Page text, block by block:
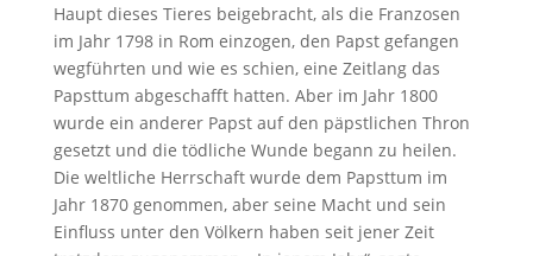
Haupt dieses Tieres beigebracht, als die Franzosen
im Jahr 1798 in Rom einzogen, den Papst gefangen
wegführten und wie es schien, eine Zeitlang das
Papsttum abgeschafft hatten. Aber im Jahr 1800
wurde ein anderer Papst auf den päpstlichen Thron
gesetzt und die tödliche Wunde begann zu heilen.
Die weltliche Herrschaft wurde dem Papsttum im
Jahr 1870 genommen, aber seine Macht und sein
Einfluss unter den Völkern haben seit jener Zeit